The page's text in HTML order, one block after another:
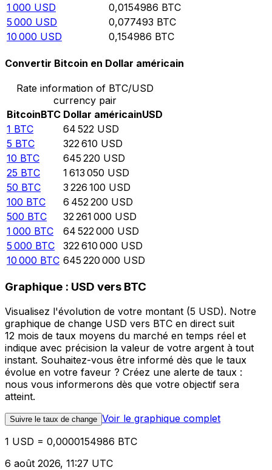
1 000 USD 0,0154986 BTC
5 000 USD 0,077493 BTC
10 000 USD 0,154986 BTC
Convertir Bitcoin en Dollar américain
Rate information of BTC/USD
currency pair
BitcoinBTC Dollar américainUSD
1 BTC 64 522 USD
5 BTC 322 610 USD
10 BTC 645 220 USD
25 BTC 1 613 050 USD
50 BTC 3 226 100 USD
100 BTC 6 452 200 USD
500 BTC 32 261 000 USD
1 000 BTC 64 522 000 USD
5 000 BTC 322 610 000 USD
10 000 BTC 645 220 000 USD
Graphique : USD vers BTC
Visualisez l'évolution de votre montant (5 USD). Notre
graphique de change USD vers BTC en direct suit
12 mois de taux moyens du marché en temps réel et
indique avec précision la valeur de votre argent à tout
instant. Souhaitez-vous être informé dès que le taux
évolue en votre faveur ? Créez une alerte de taux :
nous vous informerons dès que votre objectif sera
atteint.
Suivre le taux de change Voir le graphique complet
1 USD = 0,0000154986 BTC
6 août 2026, 11:27 UTC